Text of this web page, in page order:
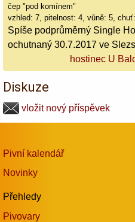
čep "pod komínem"
vzhled: 7, pitelnost: 4, vůně: 5,
Spíše podprůměrný Single
ochutnaný 30.7.2017 ve
hostinec U
Diskuze
vložit nový příspěvek
Pivní kalendář
Novinky
Přehledy
Pivovary